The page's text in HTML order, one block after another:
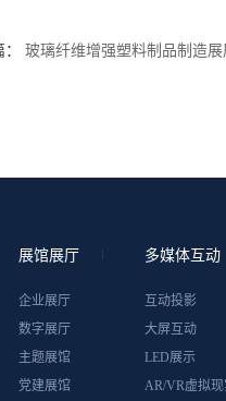
： 玻璃纤维增强塑料制品制造
展馆展厅
企业展厅
数字展厅
主题展馆
党建展馆
多媒体互动
互动投影
大屏互动
LED展示
AR/VR虚拟现